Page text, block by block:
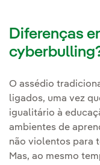
Diferenças
O assédio
ligados, uma vez
igualitário à
ambientes de
não violentos para
Mas, ao mesmo